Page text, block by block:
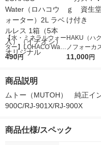
【水・ミネラルウォー
ター】LOHACO Wate
r（ロハコウォータ
シ） オリジナル
490円
HAKU（ハ
ノフォー
5ｇ 資生堂
11,000円
商品説明
ムトー（MUTOH）　純正イ
900C/RJ-901X/RJ-900X
商品仕様/スペック